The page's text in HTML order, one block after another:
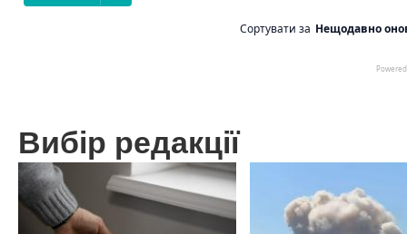
Вибір редакції